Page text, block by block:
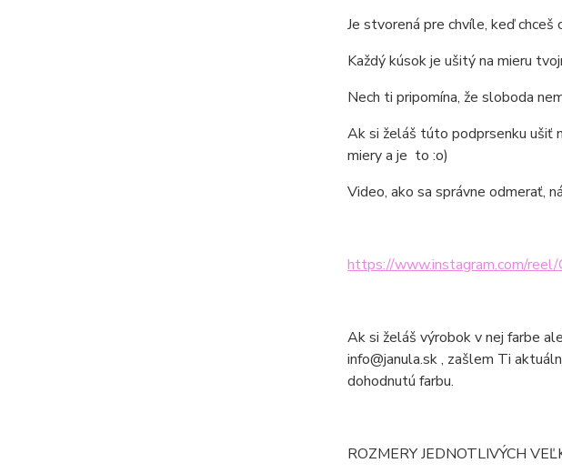
Je stvorená pre chvíle, keď
Každý kúsok je ušitý na mieru
Nech ti pripomína, že sloboda
Ak si želáš túto podprsenku ušiť
miery a je to :o)
Video, ako sa správne odmerať,
https://www.instagram.com/reel/
Ak si želáš výrobok v nej farbe
info@janula.sk , zašlem Ti
dohodnutú farbu.
ROZMERY JEDNOTLIVÝCH